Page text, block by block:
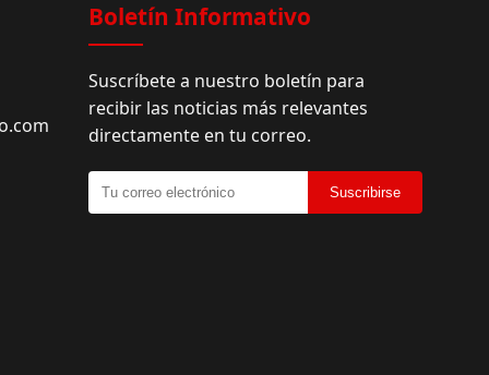
Boletín Informativo
Suscríbete a nuestro boletín para
recibir las noticias más relevantes
directamente en tu correo.
Suscribirse